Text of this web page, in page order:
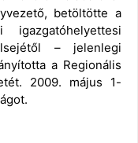
betöltötte a
igazgatóhelyettesi
– jelenlegi
a Regionális
2009. május 1-